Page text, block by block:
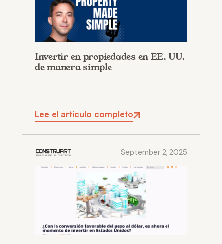
Invertir en propiedades en EE. UU.
de manera simple
Lee el artículo completo
September 2, 2025